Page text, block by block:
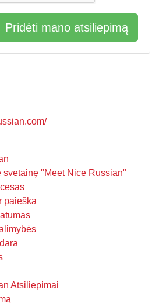
"Meet Nice Russian"
paieška
Atsiliepimai
Pridėti mano atsiliepimą